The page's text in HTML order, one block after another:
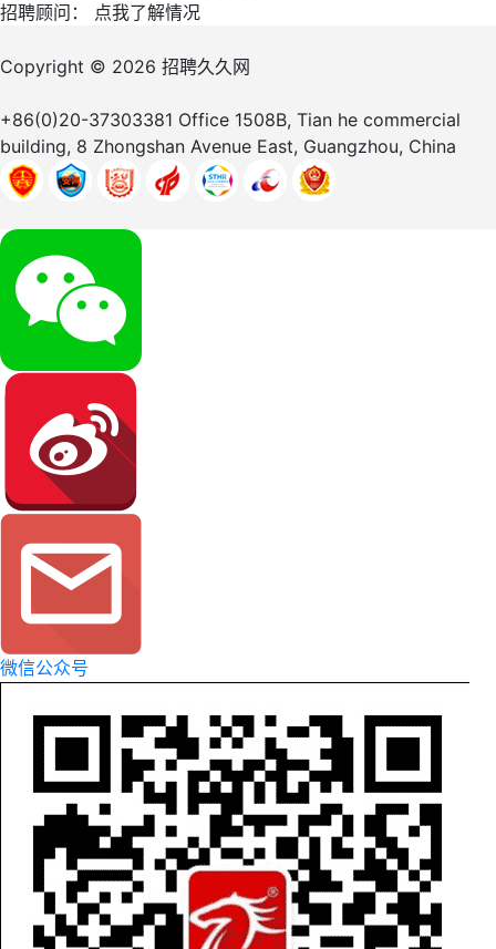
招聘顾问： 点我了解情况
Copyright © 2026 招聘久久网
+86(0)20-37303381 Office 1508B, Tian he commercial
building, 8 Zhongshan Avenue East, Guangzhou, China
微信公众号